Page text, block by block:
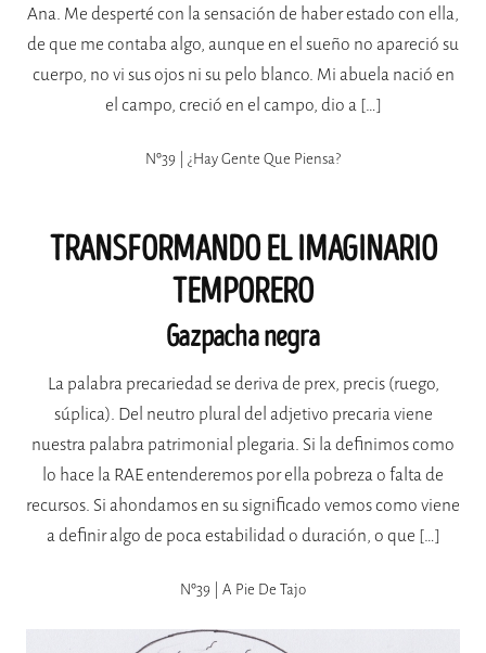
Ana. Me desperté con la sensación de haber estado con ella,
de que me contaba algo, aunque en el sueño no apareció su
cuerpo, no vi sus ojos ni su pelo blanco. Mi abuela nació en
el campo, creció en el campo, dio a […]
Nº39 | ¿hay Gente Que Piensa?
TRANSFORMANDO EL IMAGINARIO
TEMPORERO
Gazpacha negra
La palabra precariedad se deriva de prex, precis (ruego,
súplica). Del neutro plural del adjetivo precaria viene
nuestra palabra patrimonial plegaria. Si la definimos como
lo hace la RAE entenderemos por ella pobreza o falta de
recursos. Si ahondamos en su significado vemos como viene
a definir algo de poca estabilidad o duración, o que […]
Nº39 | A Pie De Tajo